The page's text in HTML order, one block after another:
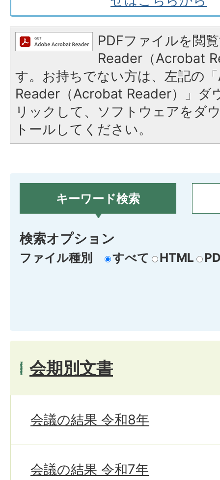
PDFファイルを閲
Reader（Acrobat
す。お持ちでない方は、左記の
Reader（Acrobat Reader）」ダ
リックして、ソフトウェアをダ
トールしてください。
キーワード検索
検索オプション
ファイル種別 すべて HTML
会期別文書
会議の結果 令和8年
会議の結果 令和7年